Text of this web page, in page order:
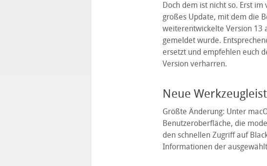
Doch dem ist nicht so. Erst
großes Update, mit dem die
weiterentwickelte Version 13
gemeldet wurde.
ersetzt und empfehlen euch
Version verharren.
Neue
Größte Änderung: Unter
Benutzeroberfläche, die
den schnellen Zugriff auf
Informationen der